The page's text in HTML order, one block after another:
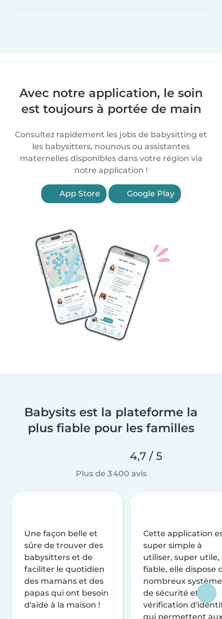
Avec notre application, le soin
est toujours à portée de main
Consultez rapidement les jobs de babysitting et
les babysitters, nounous ou assistantes
maternelles disponibles dans votre région via
notre application !
App Store Google Play
Babysits est la plateforme la
plus fiable pour les familles
4,7 / 5
Plus de 3 400 avis
Une façon belle et
sûre de trouver des
babysitters et de
faciliter le quotidien
des mamans et des
papas qui ont besoin
d'aide à la maison !
Cette application
super simple à
utiliser, super utile,
fiable, elle dispose
nombreux
de sécurité et de
vérification
qui permettent